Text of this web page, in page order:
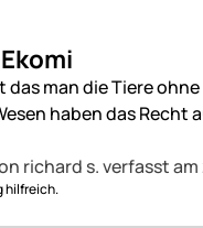
das man die Tiere
haben das
richard s.verfasst am
hilfreich.